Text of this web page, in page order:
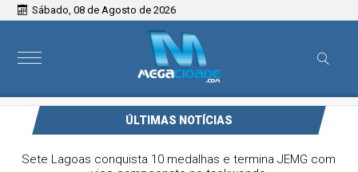
Sábado, 08 de Agosto de 2026
ÚLTIMAS NOTÍCIAS
Victor & Bruno são destaque no ForróCap em Capim